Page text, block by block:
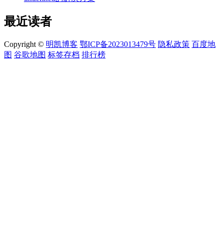
最近读者
Copyright © 明凯博客 鄂ICP备2023013479号 隐私政策 百度地
图 谷歌地图 标签存档 排行榜